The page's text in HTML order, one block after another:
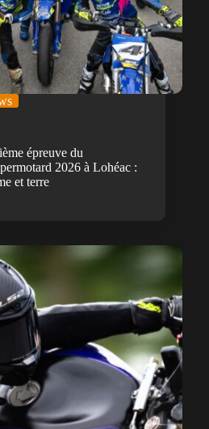
épreuve du
2026 à Lohéac :
et terre